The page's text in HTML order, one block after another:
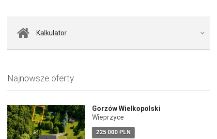
Kalkulator
Najnowsze oferty
Gorzów Wielkopolski
Wieprzyce
225 000 PLN